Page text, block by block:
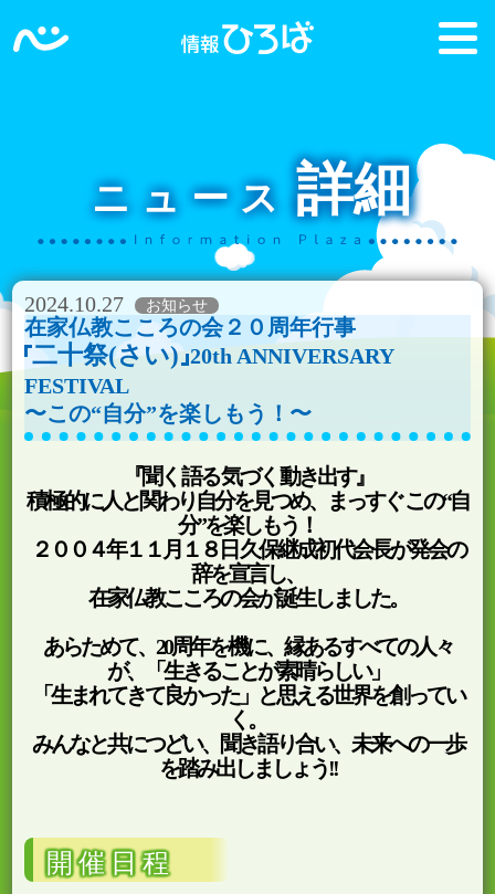
ニュース 詳細
2024.10.27
在家仏教こころの会２０周年行事
二十祭(さい) 20th ANNIVERSARY
FESTIVAL
〜この“自分”を楽しもう！〜
『聞く 語る 気づく 動き出す』
積極的に人と関わり自分を見つめ、まっすぐ この“自
分”を楽しもう！
２００４年１１月１８日 久保継成初代会長が発会の
辞を宣言し、
在家仏教こころの会が誕生しました。
あらためて、20周年を機に、縁あるすべての人々
が、「生きることが素晴らしい」
「生まれてきて良かった」と思える世界を創ってい
く。
みんなと共につどい、聞き語り合い、未来への一歩
を踏み出しましょう!!
開催日程